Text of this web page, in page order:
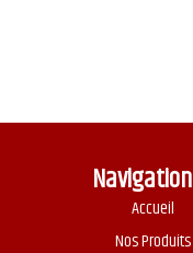
Navigation
Accueil
Nos Produits